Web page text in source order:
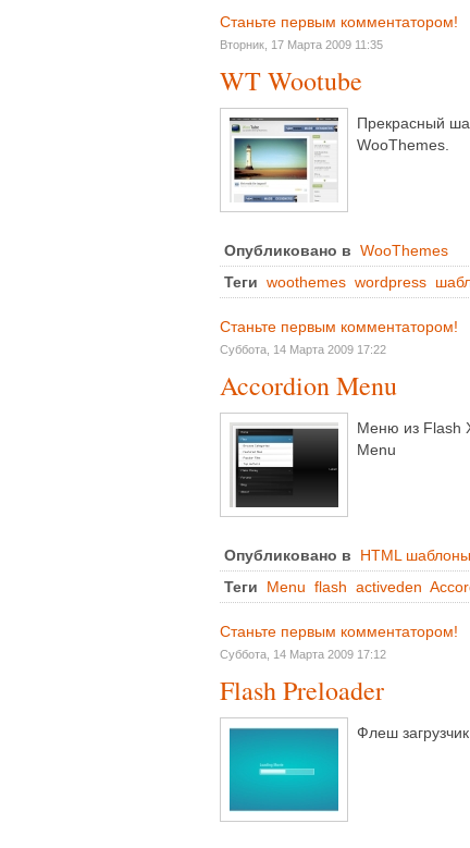
Станьте первым комментатором!
Вторник, 17 Марта 2009 11:35
WT Wootube
Прекрасный
WooThemes.
Опубликовано в WooThemes
Теги woothemes wordpress
Станьте первым комментатором!
Суббота, 14 Марта 2009 17:22
Accordion Menu
Меню из Flash
Menu
Опубликовано в
HTML шаблоны
Теги
Menu flash activeden
Станьте первым комментатором!
Суббота, 14 Марта 2009 17:12
Flash Preloader
Флеш